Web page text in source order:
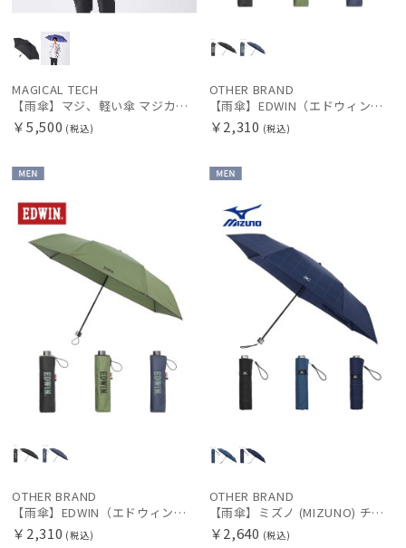
HANWAY
ハンウェイ
HANWAY（ギフト）
ハンウェイギフト
HELEN KAMINSKI
ヒロコ コシノ
LANVIN COLLECTION
ランバン コレクション
LANVIN en Bleu
ランバン オン ブルー
MACKINTOSH PHILOSOPHY
マッキントッシュ フィロソフィー
MAGICAL TECH
miel
ミエル
MAGICAL TECH
【雨傘】マジ、軽い傘 マジカルテック (MAGICAL TECH) 自動開閉折りたたみ傘 無地【公式ムーンバット】 レディース メンズ ユニセックス 男女兼用 晴雨兼用 超軽量 UV
￥5,500 (税込)
OTHER BRAND
【雨傘】EDWIN（エドウィン）折りたたみ傘 ステッチ×ロゴ 耐風 大きめ60
￥2,310 (税込)
OTHER BRAND
【雨傘】EDWIN（エドウィン）折りたたみ傘 パイピング×ロゴ 耐風 大きめ60
￥2,310 (税込)
OTHER BRAND
【雨傘】ミズノ (MIZUNO) チェック柄 折りたたみ傘 【公式ムーンバット】 メンズ 耐風
￥2,640 (税込)